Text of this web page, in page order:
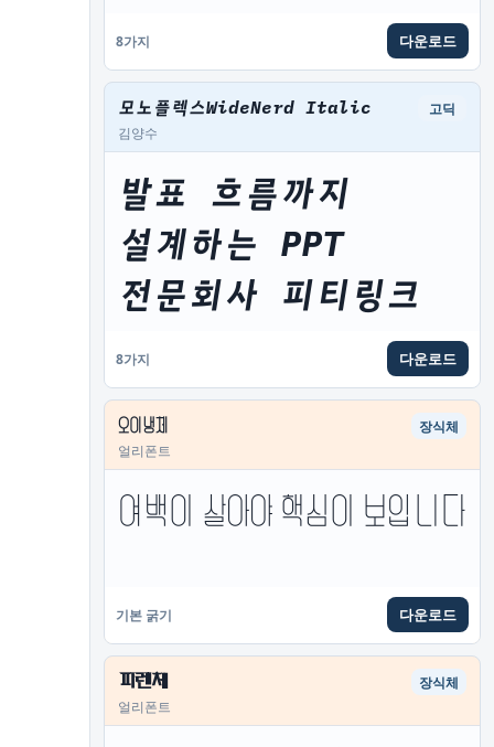
8가지 다운로드
모노플렉스WideNerd Italic
김양수
고딕
발표 흐름까지
설계하는 PPT
전문회사 피티링크
8가지 다운로드
오이냉체
얼리폰트
장식체
여백이 살아야 핵심이 보입니다
기본 굵기 다운로드
피렌체
얼리폰트
장식체